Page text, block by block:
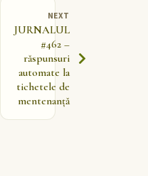
NEXT
JURNALUL
#462 –
răspunsuri
automate la
tichetele de
mentenanță